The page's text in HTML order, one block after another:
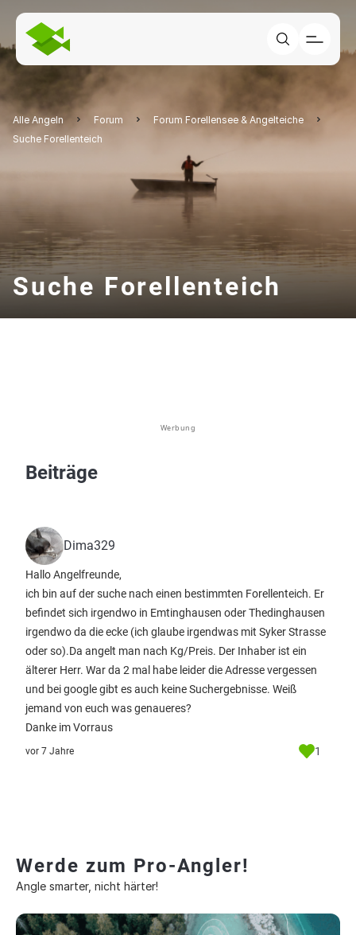
Alle Angeln Forum
Forum Forellensee & Angelteiche
Suche Forellenteich
Suche Forellenteich
Werbung
Beiträge
Dima329
Hallo Angelfreunde,
ich bin auf der suche nach einen bestimmten Forellenteich. Er
befindet sich irgendwo in Emtinghausen oder Thedinghausen
irgendwo da die ecke (ich glaube irgendwas mit Syker Strasse
oder so).Da angelt man nach Kg/Preis. Der Inhaber ist ein
älterer Herr. War da 2 mal habe leider die Adresse vergessen
und bei google gibt es auch keine Suchergebnisse. Weiß
jemand von euch was genaueres?
Danke im Vorraus
vor 7 Jahre 1
Werde zum Pro-Angler!
Angle smarter, nicht härter!